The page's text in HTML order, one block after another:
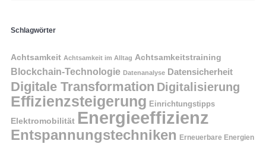
Schlagwörter
Achtsamkeit Achtsamkeit im Alltag Achtsamkeitstraining
Blockchain-Technologie Datenanalyse Datensicherheit
Digitale Transformation Digitalisierung
Effizienzsteigerung Einrichtungstipps
Elektromobilität Energieeffizienz
Entspannungstechniken Erneuerbare Energien